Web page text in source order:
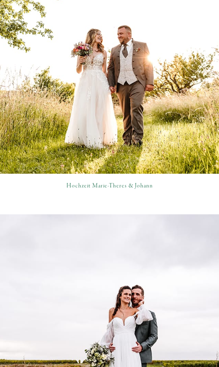
Hochzeit Marie-Theres & Johann